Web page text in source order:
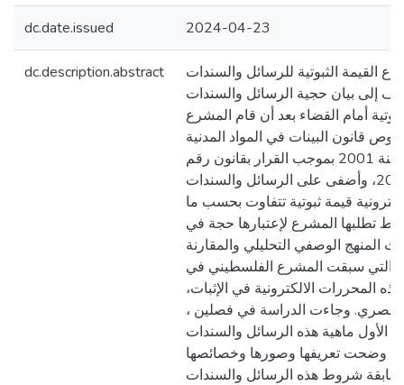
dc.date.issued 2024-04-23
dc.description.abstract
القيمة الثبوتية للرسائل والسندات
إلى بيان حجية الرسائل والسندات
أمام القضاء بعد أن قام المشرع
قانون البينات في المواد المدنية
والتجارية رقم (4) لسنة 2001 بموجب القرار بقانون رقم
(9) لسنة 2022، وأضفى على الرسائل والسندات
قيمة ثبوتية تتفاوت بحسب ما
تطلبها المشرع لإعتبارها حجة في
المنهج الوصفي التحليلي والمقارنة
التي سبقت المشرع الفلسطيني في
المحررات الالكترونية في الإثبات،
والمصري. وجاءت الدراسة في فصلين ،
ماهية هذه الرسائل والسندات
وضحت تعريفها وصورها وخصائصها
شروط هذه الرسائل والسندات